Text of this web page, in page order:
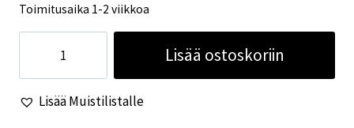
Toimitusaika 1-2 viikkoa
Peruutuskamera
PerfectView
CAM
Lisää ostoskoriin
Lisää Muistilistalle